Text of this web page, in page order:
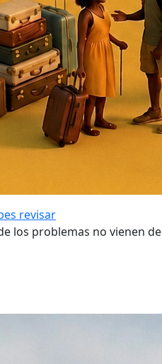
revisar
los problemas no vienen